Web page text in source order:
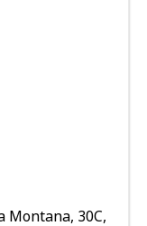
Montana, 30C,